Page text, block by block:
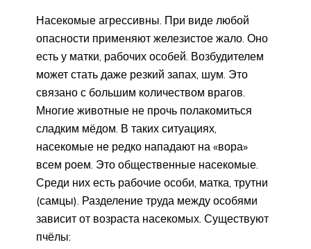
Насекомые агрессивны. При виде любой
опасности применяют железистое жало. Оно
есть у матки, рабочих особей. Возбудителем
может стать даже резкий запах, шум. Это
связано с большим количеством врагов.
Многие животные не прочь полакомиться
сладким мёдом. В таких ситуациях,
насекомые не редко нападают на «вора»
всем роем. Это общественные насекомые.
Среди них есть рабочие особи, матка, трутни
(самцы). Разделение труда между особями
зависит от возраста насекомых. Существуют
пчёлы: